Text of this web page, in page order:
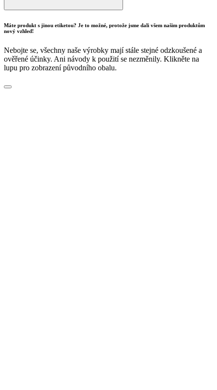
Máte produkt s jinou etiketou? Je to možné, protože jsme dali všem našim produktům
nový vzhled!
Nebojte se, všechny naše výrobky mají stále stejné odzkoušené a
ověřené účinky. Ani návody k použití se nezměnily. Klikněte na
lupu pro zobrazení původního obalu.